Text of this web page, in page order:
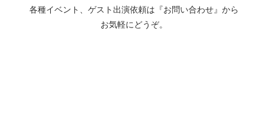
各種イベント、ゲスト出演依頼は『お問い合わせ』から
お気軽にどうぞ。